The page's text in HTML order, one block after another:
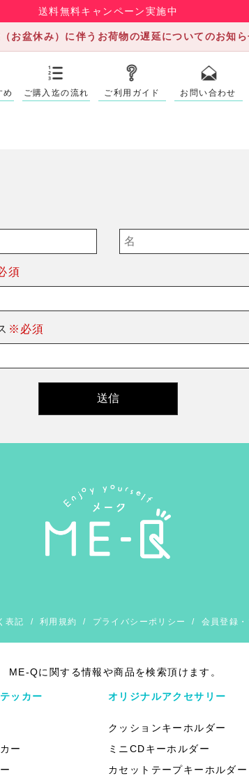
送料無料キャンペーン実施中
お盆休み）に伴うお荷物の遅延についてのお知ら
め ご購入迄の流れ ご利用ガイド お問い合わせ
須
※必須
表記 / 利用規約 / プライバシーポリシー / 会員登録
ME-Qに関する情報や商品を検索頂けます。
ッカー
ー
オリジナルアクセサリー
クッションキーホルダー
ミニCDキーホルダー
カセットテープキーホルダー